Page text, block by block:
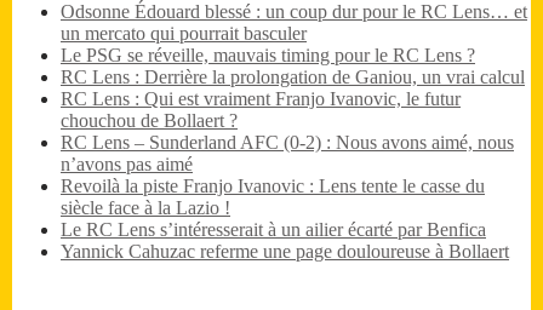
Odsonne Édouard blessé : un coup dur pour le RC Lens… et
un mercato qui pourrait basculer
Le PSG se réveille, mauvais timing pour le RC Lens ?
RC Lens : Derrière la prolongation de Ganiou, un vrai calcul
RC Lens : Qui est vraiment Franjo Ivanovic, le futur
chouchou de Bollaert ?
RC Lens – Sunderland AFC (0-2) : Nous avons aimé, nous
n’avons pas aimé
Revoilà la piste Franjo Ivanovic : Lens tente le casse du
siècle face à la Lazio !
Le RC Lens s’intéresserait à un ailier écarté par Benfica
Yannick Cahuzac referme une page douloureuse à Bollaert